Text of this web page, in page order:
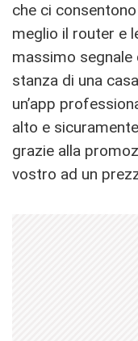
che ci
meglio il router e
massimo segnale
stanza di una
un’app
alto e
grazie alla
vostro ad un